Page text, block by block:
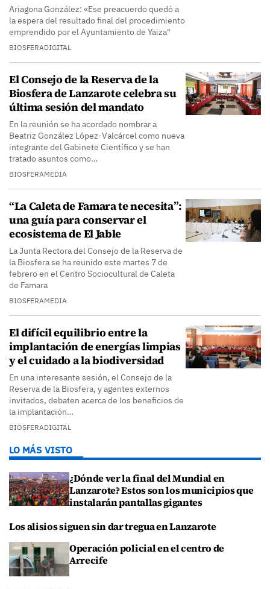
Ariagona González: «Ese preacuerdo quedó a
la espera del resultado final del procedimiento
emprendido por el Ayuntamiento de Yaiza"
BIOSFERADIGITAL
El Consejo de la Reserva de la
Biosfera de Lanzarote celebra su
última sesión del mandato
En la reunión se ha acordado nombrar a
Beatriz González López-Valcárcel como nueva
integrante del Gabinete Científico y se han
tratado asuntos como…
BIOSFERAMEDIA
“La Caleta de Famara te necesita”:
una guía para conservar el
ecosistema de El Jable
La Junta Rectora del Consejo de la Reserva de
la Biosfera se ha reunido este martes 7 de
febrero en el Centro Sociocultural de Caleta
de Famara
BIOSFERAMEDIA
El difícil equilibrio entre la
implantación de energías limpias
y el cuidado a la biodiversidad
En una interesante sesión, el Consejo de la
Reserva de la Biosfera, y agentes externos
invitados, debaten acerca de los beneficios de
la implantación…
BIOSFERADIGITAL
LO MÁS VISTO
¿Dónde ver la final del Mundial en
Lanzarote? Estos son los municipios que
instalarán pantallas gigantes
Los alisios siguen sin dar tregua en Lanzarote
Operación policial en el centro de
Arrecife